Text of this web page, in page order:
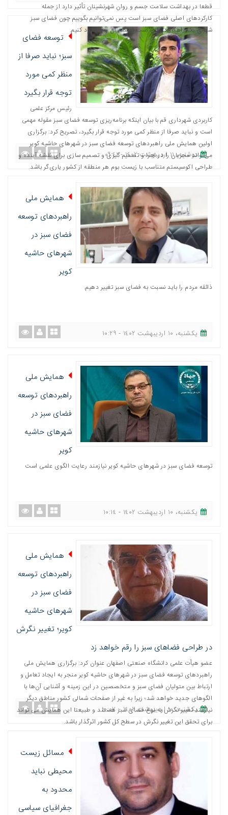
قطعا در بهداشت سلامت جسم و روان شهرنشینان تأثیر دارد از جمله
کارکردهای اصلی فضای سبز است پس نمی‌توانیم بگوییم چون فضای سبز
شهری یک راهکار درمانی است توسعه آن را محدود کنیم.
توسعه فضای
سبز؛ نباید صرفا از
منظر کمی مورد
توجه قرار بگیرد
رئیس مرکز علمی
کاربردی شهرداری قم با بیان اینکه برنامه‌ریزی توسعه فضای سبز مقوله مهمی
است و نباید صرفا از منظر کمی مورد توجه قرار بگیرد، تصریح کرد: برگزاری
اولین همایش ملی راهبردهای توسعه فضای سبز در شهرهای حاشیه کویر
می‌تواند مجریان را در اجرا و تصمیم گیری و تصمیم سازی برای نقشه آینده و
طراحی اکوسیستم متناسب با زیست بوم هر منطقه از کشور یاری‌گر باشد.
دوشنبه، ١١ اردیبهشت ١٤٠٢ - ٠٩:٤١
همایش ملی
راهبردهای توسعه
فضای سبز در
شهرهای حاشیه
کویر
ذائقه مردم را باید نسبت به فضای سبز تغییر دهیم.
یکشنبه، ١٠ اردیبهشت ١٤٠٢ - ١٠:٢٩
همایش ملی
راهبردهای توسعه
فضای سبز در
شهرهای حاشیه
کویر
توسعه فضای سبز در شهرهای حاشیه کویر نیازمند رعایت الگوی علمی است
یکشنبه، ١٠ اردیبهشت ١٤٠٢ - ١٠:١٤
همایش ملی
راهبردهای توسعه
فضای سبز در
شهرهای حاشیه
کویر؛ تغییر نگرش
در طراحی‌ فضاهای سبز را رقم خواهد زد
عضو هیأت علمی دانشگاه صنعتی اصفهان عنوان کرد: برگزاری همایش ملی
راهبردهای توسعه فضای سبز در شهرهای حاشیه کویر منجر به ایجاد تعامل و
ارتباط بین متولیان فضای سبز و متخصصین در این زمینه و آشنایی آن‌ها با
الگوهای جدید خواهد شد؛ زیرا به غیر از صفحات شمالی کشور مناطق دیگر
نیازمند تغییر نگرش به نوع فضای سبز هستند و طبیعتا این همایش می تواند
برای تحقق این تغییر نگرش در سطح کل کشور اثر‌گذار باشد.
یکشنبه، ١٠ اردیبهشت ١٤٠٢ - ١٠:٠٧
مسائل زیست
محیطی نباید
محدود به
جغرافیای سیاسی